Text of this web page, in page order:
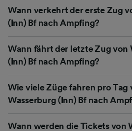
Wann verkehrt der erste Zug
(Inn) Bf nach Ampfing?
Wann fährt der letzte Zug von
(Inn) Bf nach Ampfing?
Wie viele Züge fahren pro Tag
Wasserburg (Inn) Bf nach
Wann werden die Tickets von